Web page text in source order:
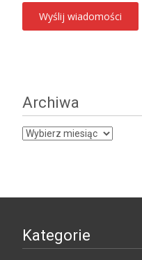
Archiwa
Archiwa
Kategorie